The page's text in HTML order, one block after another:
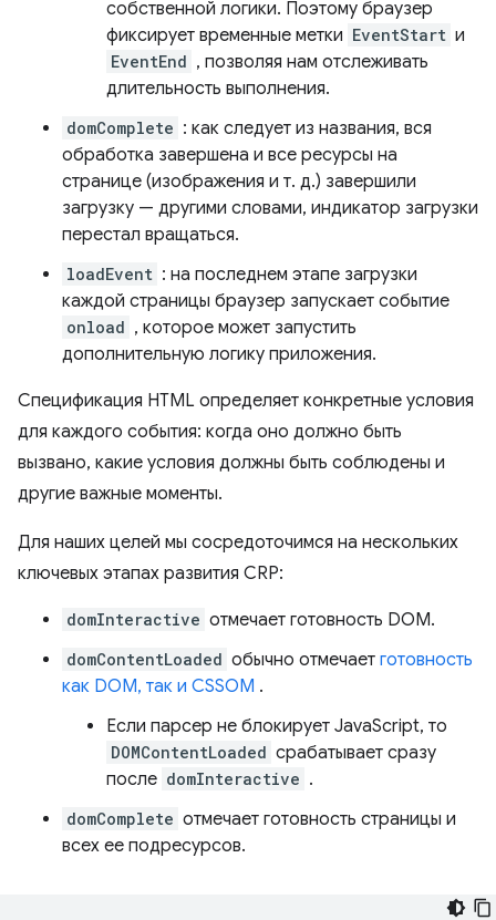
собственной логики. Поэтому браузер
фиксирует временные метки EventStart и
EventEnd , позволяя нам отслеживать
длительность выполнения.
domComplete : как следует из названия, вся
обработка завершена и все ресурсы на
странице (изображения и т. д.) завершили
загрузку — другими словами, индикатор загрузки
перестал вращаться.
loadEvent : на последнем этапе загрузки
каждой страницы браузер запускает событие
onload , которое может запустить
дополнительную логику приложения.
Спецификация HTML определяет конкретные условия
для каждого события: когда оно должно быть
вызвано, какие условия должны быть соблюдены и
другие важные моменты.
Для наших целей мы сосредоточимся на нескольких
ключевых этапах развития CRP:
domInteractive отмечает готовность DOM.
domContentLoaded обычно отмечает готовность
как DOM, так и CSSOM .
Если парсер не блокирует JavaScript, то
DOMContentLoaded срабатывает сразу
после domInteractive .
domComplete отмечает готовность страницы и
всех ее подресурсов.